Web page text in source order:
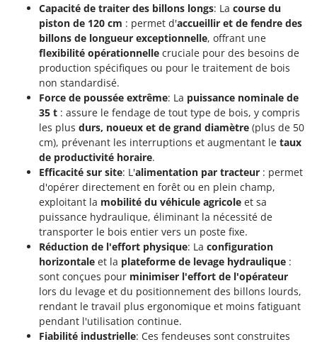
More than chef
MOSA
MOVA
Mowox
MTD
New O.M.R.A.
Nilfisk
Ninja
Novatec
Novital
NuAir
NuovaFac
Officine Savioli
Oliviero
Capacité de traiter des billons longs: La course du
piston de 120 cm : permet d'accueillir et de fendre des
billons de longueur exceptionnelle, offrant une
flexibilité opérationnelle cruciale pour des besoins de
production spécifiques ou pour le traitement de bois
non standardisé.
Force de poussée extrême: La puissance nominale de
35 t : assure le fendage de tout type de bois, y compris
les plus durs, noueux et de grand diamètre (plus de 50
cm), prévenant les interruptions et augmentant le taux
de productivité horaire.
Efficacité sur site: L'alimentation par tracteur : permet
d'opérer directement en forêt ou en plein champ,
exploitant la mobilité du véhicule agricole et sa
puissance hydraulique, éliminant la nécessité de
transporter le bois entier vers un poste fixe.
Réduction de l'effort physique: La configuration
horizontale et la plateforme de levage hydraulique :
sont conçues pour minimiser l'effort de l'opérateur
lors du levage et du positionnement des billons lourds,
rendant le travail plus ergonomique et moins fatiguant
pendant l'utilisation continue.
Fiabilité industrielle: Ces fendeuses sont construites